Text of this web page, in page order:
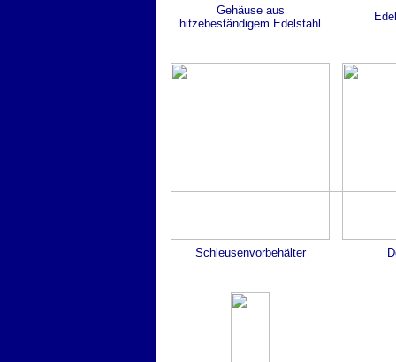
Gehäuse aus
hitzebeständigem Edelstahl
Schleusenvorbehälter